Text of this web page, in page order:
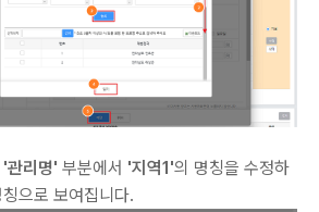
'관리명' 부분에서 '지역1'의 명칭을 수정하
으로 보여집니다.